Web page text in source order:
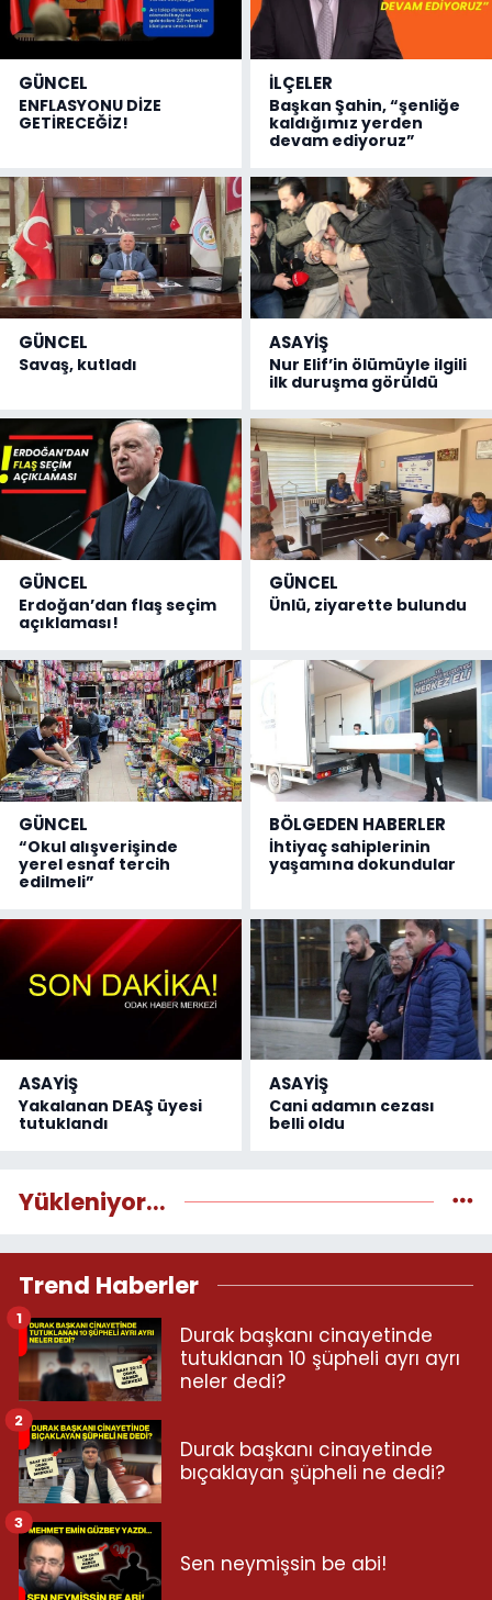
GÜNCEL
ENFLASYONU DİZE
GETİRECEĞİZ!
İLÇELER
Başkan Şahin, “şenliğe
kaldığımız yerden
devam ediyoruz”
GÜNCEL
Savaş, kutladı
ASAYİŞ
Nur Elif’in ölümüyle ilgili
ilk duruşma görüldü
GÜNCEL
Erdoğan’dan flaş seçim
açıklaması!
GÜNCEL
Ünlü, ziyarette bulundu
GÜNCEL
“Okul alışverişinde
yerel esnaf tercih
edilmeli”
BÖLGEDEN HABERLER
İhtiyaç sahiplerinin
yaşamına dokundular
ASAYİŞ
Yakalanan DEAŞ üyesi
tutuklandı
ASAYİŞ
Cani adamın cezası
belli oldu
Yükleniyor...
Trend Haberler
Durak başkanı cinayetinde
tutuklanan 10 şüpheli ayrı ayrı
neler dedi?
1
Durak başkanı cinayetinde
bıçaklayan şüpheli ne dedi?
2
Sen neymişsin be abi!
3